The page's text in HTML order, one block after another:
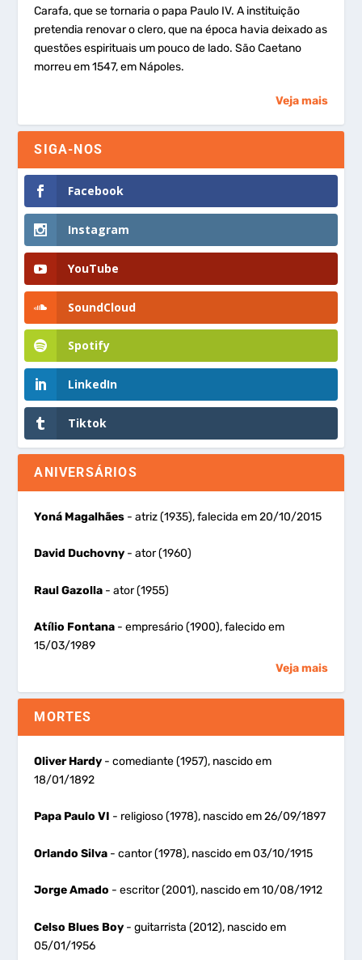
Carafa, que se tornaria o papa Paulo IV. A instituição
pretendia renovar o clero, que na época havia deixado as
questões espirituais um pouco de lado. São Caetano
morreu em 1547, em Nápoles.
Veja mais
SIGA-NOS
Facebook
Instagram
YouTube
SoundCloud
Spotify
LinkedIn
Tiktok
ANIVERSÁRIOS
Yoná Magalhães - atriz (1935), falecida em 20/10/2015
David Duchovny - ator (1960)
Raul Gazolla - ator (1955)
Atílio Fontana - empresário (1900), falecido em
15/03/1989
Veja mais
MORTES
Oliver Hardy - comediante (1957), nascido em
18/01/1892
Papa Paulo VI - religioso (1978), nascido em 26/09/1897
Orlando Silva - cantor (1978), nascido em 03/10/1915
Jorge Amado - escritor (2001), nascido em 10/08/1912
Celso Blues Boy - guitarrista (2012), nascido em
05/01/1956